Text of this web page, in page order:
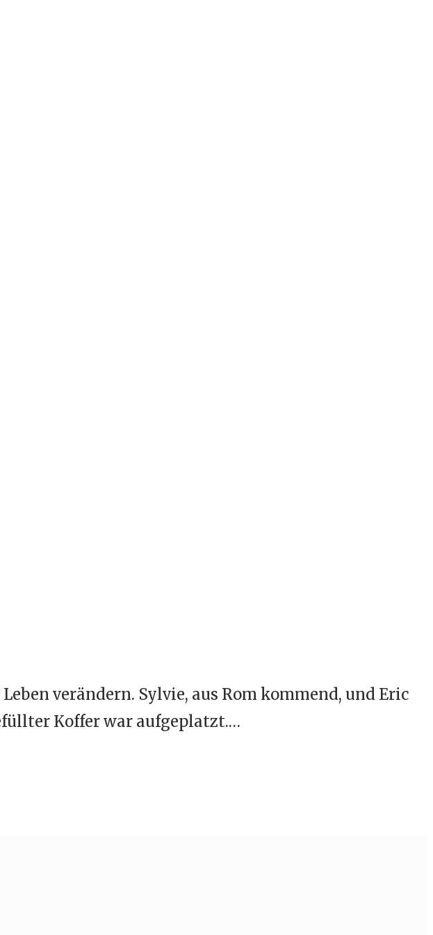
verändern. Sylvie, aus Rom kommend, und Eric
Koffer war aufgeplatzt.…